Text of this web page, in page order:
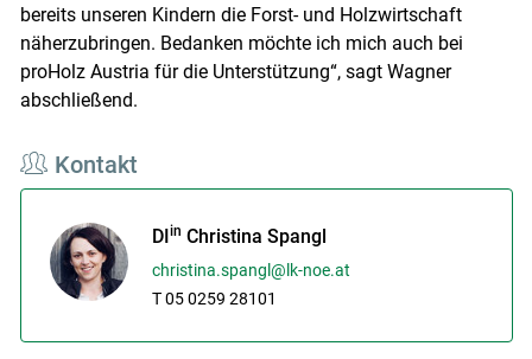
bereits unseren Kindern die Forst- und Holzwirtschaft
näherzubringen. Bedanken möchte ich mich auch bei
proHolz Austria für die Unterstützung“, sagt Wagner
abschließend.
Kontakt
DI in Christina Spangl
christina.spangl@lk-noe.at
T 05 0259 28101